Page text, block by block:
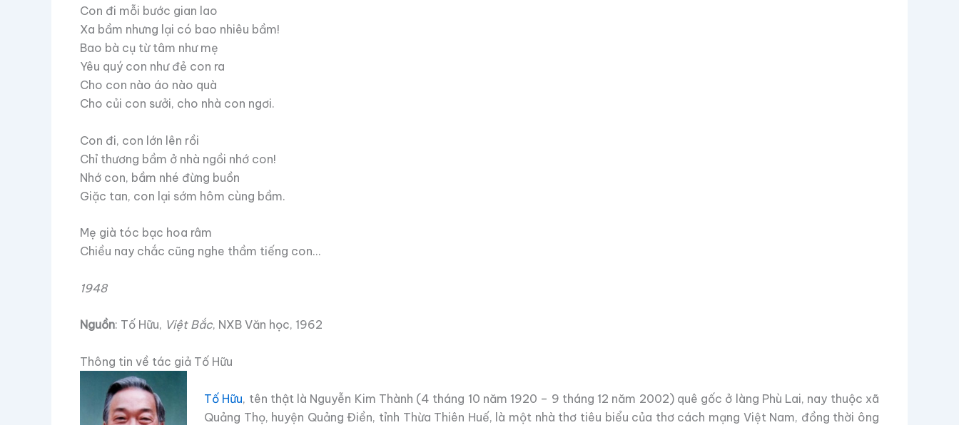
Con đi mỗi bước gian lao
Xa bầm nhưng lại có bao nhiêu bầm!
Bao bà cụ từ tâm như mẹ
Yêu quý con như đẻ con ra
Cho con nào áo nào quà
Cho củi con sưởi, cho nhà con ngơi.
Con đi, con lớn lên rồi
Chỉ thương bầm ở nhà ngồi nhớ con!
Nhớ con, bầm nhé đừng buồn
Giặc tan, con lại sớm hôm cùng bầm.
Mẹ già tóc bạc hoa râm
Chiều nay chắc cũng nghe thầm tiếng con…
1948
Nguồn: Tố Hữu, Việt Bắc, NXB Văn học, 1962
Thông tin về tác giả Tố Hữu
Tố Hữu, tên thật là Nguyễn Kim Thành (4 tháng 10 năm 1920 – 9 tháng 12 năm 2002) quê gốc ở làng Phù Lai, nay thuộc xã
Quảng Thọ, huyện Quảng Điền, tỉnh Thừa Thiên Huế, là một nhà thơ tiêu biểu của thơ cách mạng Việt Nam, đồng thời ông